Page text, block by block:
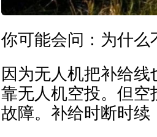
你可能会问：为什么
因为无人机把补给
靠无人机空投。但
故障。补给时断时